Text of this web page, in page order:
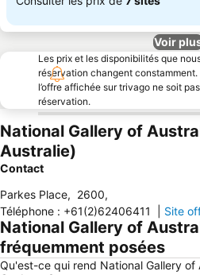
Voir
Les prix et les disponibilités que
réservation changent
l’offre affichée sur trivago ne soit
réservation.
National Gallery of
Australie)
Contact
Parkes Place, 2600,
Téléphone : +61(2)62406411 Site
National Gallery of
fréquemment posées
Qu'est-ce qui rend National Gallery of